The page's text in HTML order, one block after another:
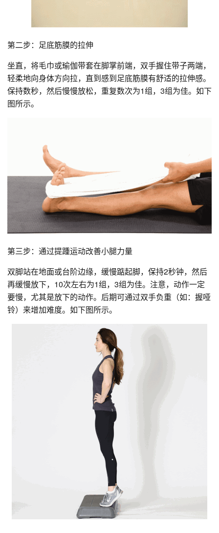
第二步：足底筋膜的拉伸
坐直，将毛巾或瑜伽带套在脚掌前端，双手握住带子两端，
轻柔地向身体方向拉，直到感到足底筋膜有舒适的拉伸感。
保持数秒，然后慢慢放松，重复数次为1组，3组为佳。如下
图所示。
第三步：通过提踵运动改善小腿力量
双脚站在地面或台阶边缘，缓慢踮起脚，保持2秒钟，然后
再缓慢放下，10次左右为1组，3组为佳。注意，动作一定
要慢，尤其是放下的动作。后期可通过双手负重（如：握哑
铃）来增加难度。如下图所示。